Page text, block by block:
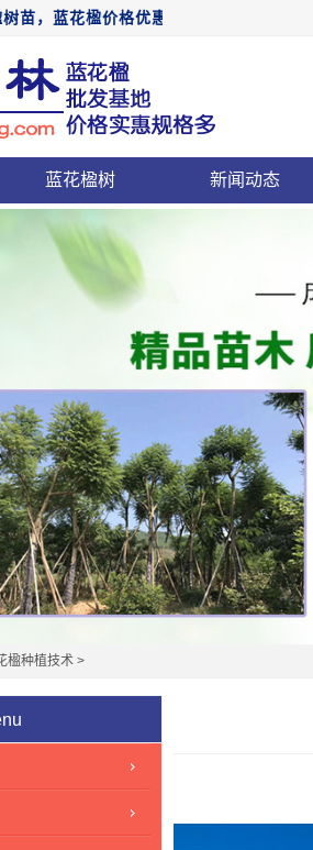
蓝花楹价格优惠，欢迎前来电话咨询：
蓝花楹树 新闻动态
楹种植技术 >